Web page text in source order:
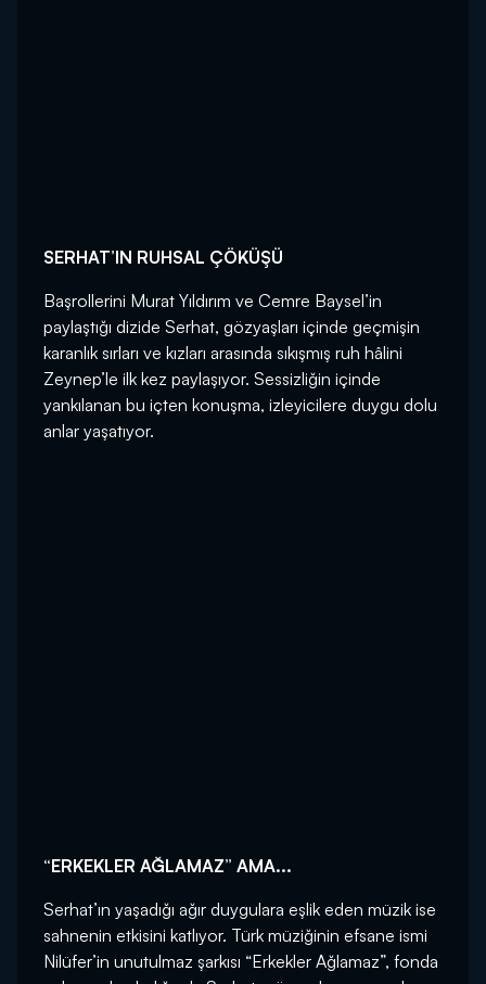
SERHAT’IN RUHSAL ÇÖKÜŞÜ
Başrollerini Murat Yıldırım ve Cemre Baysel’in
paylaştığı dizide Serhat, gözyaşları içinde geçmişin
karanlık sırları ve kızları arasında sıkışmış ruh hâlini
Zeynep’le ilk kez paylaşıyor. Sessizliğin içinde
yankılanan bu içten konuşma, izleyicilere duygu dolu
anlar yaşatıyor.
“ERKEKLER AĞLAMAZ” AMA...
Serhat’ın yaşadığı ağır duygulara eşlik eden müzik ise
sahnenin etkisini katlıyor. Türk müziğinin efsane ismi
Nilüfer’in unutulmaz şarkısı “Erkekler Ağlamaz”, fonda